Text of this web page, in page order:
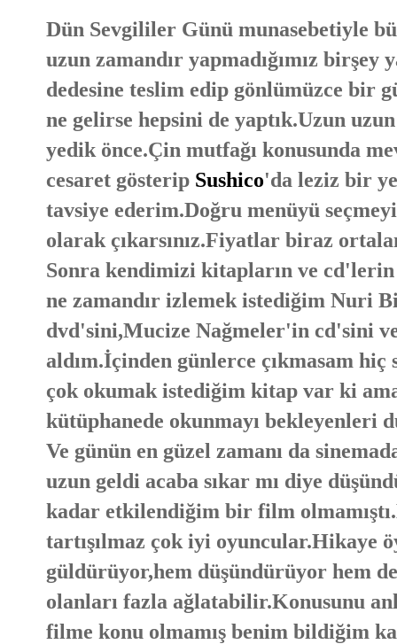
Dün Sevgililer Günü munasebetiyle
uzun zamandır yapmadığımız birşey
dedesine teslim edip gönlümüzce bir
ne gelirse hepsini de yaptık.Uzun
yedik önce.Çin mutfağı konusunda
cesaret gösterip Sushico'da leziz bir
tavsiye ederim.Doğru menüyü
olarak çıkarsınız.Fiyatlar biraz
Sonra kendimizi kitapların ve
ne zamandır izlemek istediğim Nuri
dvd'sini,Mucize Nağmeler'in cd'sini
aldım.İçinden günlerce çıkmasam
çok okumak istediğim kitap var ki
kütüphanede okunmayı bekleyenleri
Ve günün en güzel zamanı da
uzun geldi acaba sıkar mı diye
kadar etkilendiğim bir film
tartışılmaz çok iyi oyuncular.Hikaye
güldürüyor,hem düşündürüyor hem
olanları fazla ağlatabilir.Konusunu
filme konu olmamış benim bildiğim